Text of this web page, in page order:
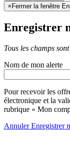
× Fermer la fenêtre
Enregistrer
Tous les champs
Nom de mon alerte
Pour recevoir les
électronique et la
rubrique « Mon
AnnulerEnregistrer